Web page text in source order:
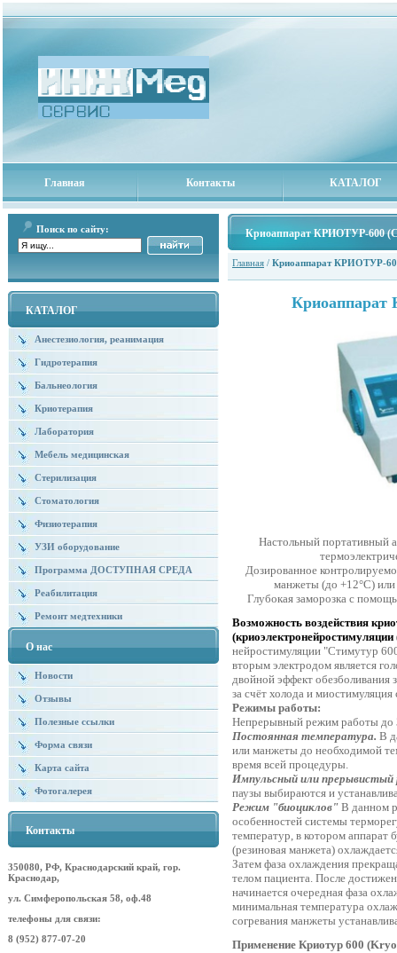
Главная Контакты КАТАЛОГ
Поиск по сайту:
КАТАЛОГ
Анестезиология, реанимация
Гидротерапия
Бальнеология
Криотерапия
Лаборатория
Мебель медицинская
Стерилизация
Стоматология
Физиотерапия
УЗИ оборудование
Программа ДОСТУПНАЯ СРЕДА
Реабилитация
Ремонт медтехники
О нас
Новости
Отзывы
Полезные ссылки
Форма связи
Карта сайта
Фотогалерея
Контакты
350080, РФ, Краснодарский край, гор.
Краснодар,
ул. Симферопольская 58, оф.48
телефоны для связи:
8 (952) 877-07-20
Криоаппарат КРИОТУР-600
Главная / Криоаппарат КРИОТУР-
Настольный портативный
Дозированное
манжеты (до +12°С) или
Глубокая заморозка с
Возможность воздействия
нейростимуляции "Стимутур
вторым электродом является
двойной эффект обезболивания
за счёт холода и
Режимы работы:
Непрерывный режим работы до
Постоянная температура. В
или манжеты до необходимой
время всей процедуры.
Импульсный или
паузы выбираются и
Режим "биоциклов" В данном
особенностей системы
температур, в котором аппарат
(резиновая манжета)
Затем фаза охлаждения
телом пациента. После
начинается очередная фаза
минимальная температура
согревания манжеты
Применение Криотур 600